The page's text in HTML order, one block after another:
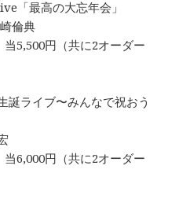
「最高の大忘年会」
倫典
5,500円（共に2オーダー
誕ライブ〜みんなで祝おう
6,000円（共に2オーダー